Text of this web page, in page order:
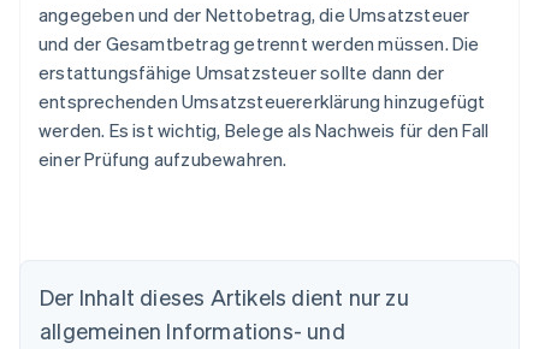
angegeben und der Nettobetrag, die Umsatzsteuer
und der Gesamtbetrag getrennt werden müssen. Die
erstattungsfähige Umsatzsteuer sollte dann der
entsprechenden Umsatzsteuererklärung hinzugefügt
werden. Es ist wichtig, Belege als Nachweis für den Fall
einer Prüfung aufzubewahren.
Der Inhalt dieses Artikels dient nur zu
allgemeinen Informations- und